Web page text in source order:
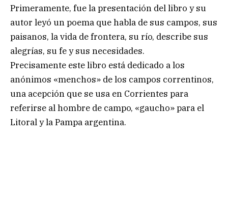
Primeramente, fue la presentación del libro y su
autor leyó un poema que habla de sus campos, sus
paisanos, la vida de frontera, su río, describe sus
alegrías, su fe y sus necesidades.
Precisamente este libro está dedicado a los
anónimos «menchos» de los campos correntinos,
una acepción que se usa en Corrientes para
referirse al hombre de campo, «gaucho» para el
Litoral y la Pampa argentina.